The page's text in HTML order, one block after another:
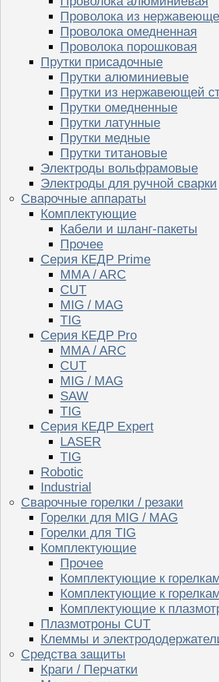
Проволока из
Проволока омедненная
Проволока порошковая
Прутки присадочные
Прутки алюминиевые
Прутки из нержавеющей
Прутки омедненные
Прутки латунные
Прутки медные
Прутки титановые
Электроды вольфрамовые
Электроды для ручной сварки
Сварочные аппараты
Комплектующие
Кабели и шланг-пакеты
Прочее
Серия КЕДР Prime
MMA / ARC
CUT
MIG / MAG
TIG
Серия КЕДР Pro
MMA / ARC
CUT
MIG / MAG
SAW
TIG
Серия КЕДР Expert
LASER
TIG
Robotic
Industrial
Сварочные горелки / резаки
Горелки для MIG / MAG
Горелки для TIG
Комплектующие
Прочее
Комплектующие к
Комплектующие к
Комплектующие к
Плазмотроны CUT
Клеммы и
Средства защиты
Краги / Перчатки